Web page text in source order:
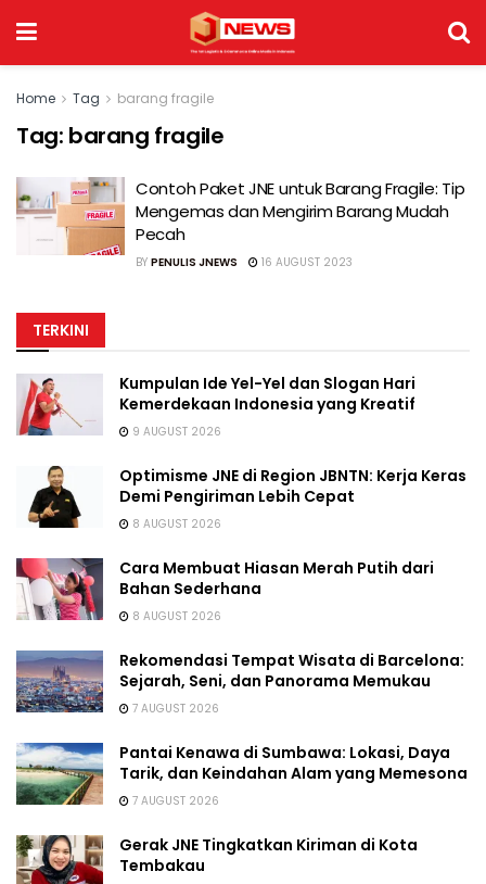
Home Tag barang fragile
Tag: barang fragile
Contoh Paket JNE untuk Barang Fragile: Tip
Mengemas dan Mengirim Barang Mudah
Pecah
BY PENULIS JNEWS 16 AUGUST 2023
TERKINI
Kumpulan Ide Yel-Yel dan Slogan Hari
Kemerdekaan Indonesia yang Kreatif
9 AUGUST 2026
Optimisme JNE di Region JBNTN: Kerja Keras
Demi Pengiriman Lebih Cepat
8 AUGUST 2026
Cara Membuat Hiasan Merah Putih dari
Bahan Sederhana
8 AUGUST 2026
Rekomendasi Tempat Wisata di Barcelona:
Sejarah, Seni, dan Panorama Memukau
7 AUGUST 2026
Pantai Kenawa di Sumbawa: Lokasi, Daya
Tarik, dan Keindahan Alam yang Memesona
7 AUGUST 2026
Gerak JNE Tingkatkan Kiriman di Kota
Tembakau